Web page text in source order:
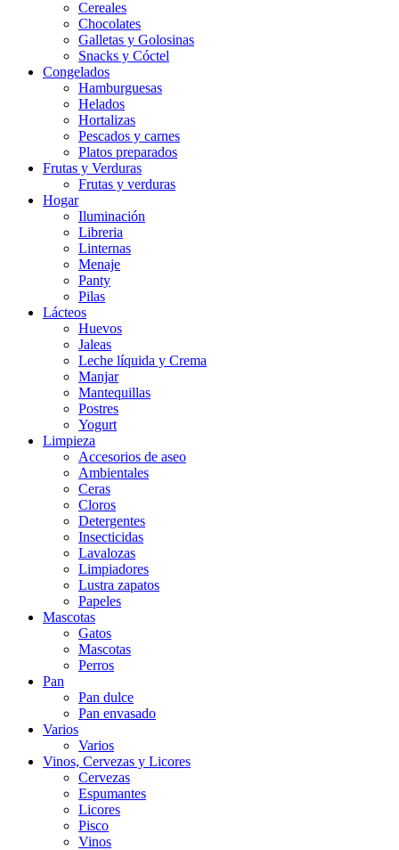
Cereales
Chocolates
Galletas y Golosinas
Snacks y Cóctel
Congelados
Hamburguesas
Helados
Hortalizas
Pescados y carnes
Platos preparados
Frutas y Verduras
Frutas y verduras
Hogar
Iluminación
Libreria
Linternas
Menaje
Panty
Pilas
Lácteos
Huevos
Jaleas
Leche líquida y Crema
Manjar
Mantequillas
Postres
Yogurt
Limpieza
Accesorios de aseo
Ambientales
Ceras
Cloros
Detergentes
Insecticidas
Lavalozas
Limpiadores
Lustra zapatos
Papeles
Mascotas
Gatos
Mascotas
Perros
Pan
Pan dulce
Pan envasado
Varios
Varios
Vinos, Cervezas y Licores
Cervezas
Espumantes
Licores
Pisco
Vinos